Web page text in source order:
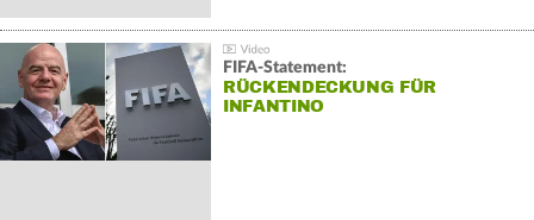
FIFA-Statement:
RÜCKENDECKUNG FÜR
INFANTINO